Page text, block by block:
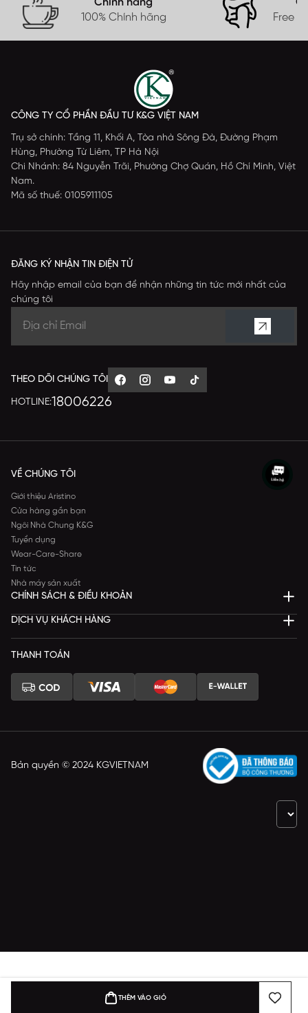
THÊM VÀO GIỎ
Chính hãng
100% Chính hãng
Free
CÔNG TY CỔ PHẦN ĐẦU TƯ K&G VIỆT NAM
Trụ sở chính: Tầng 11, Khối A, Tòa nhà Sông Đà, Đường Phạm
Hùng, Phường Từ Liêm, TP Hà Nội
Chi Nhánh: 84 Nguyễn Trãi, Phường Chợ Quán, Hồ Chí Minh, Việt
Nam.
Mã số thuế: 0105911105
ĐĂNG KÝ NHẬN TIN ĐIỆN TỬ
Hãy nhập email của bạn để nhận những tin tức mới nhất của
chúng tôi
THEO DÕI CHÚNG TÔI
HOTLINE:18006226
VỀ CHÚNG TÔI
Giới thiệu Aristino
Cửa hàng gần bạn
Ngôi Nhà Chung K&G
Tuyển dụng
Wear-Care-Share
Tin tức
Nhà máy sản xuất
CHÍNH SÁCH & ĐIỀU KHOẢN
DỊCH VỤ KHÁCH HÀNG
THANH TOÁN
Bản quyền © 2024 KGVIETNAM